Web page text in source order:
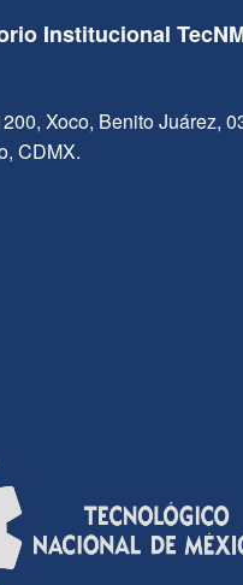
Institucional
Xoco, Benito Juárez,
CDMX.